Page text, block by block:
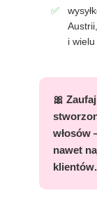
i
🎀
włosów
nawet
klientów.